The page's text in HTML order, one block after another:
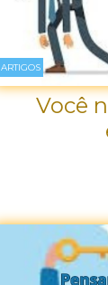
ARTIGOS
Você